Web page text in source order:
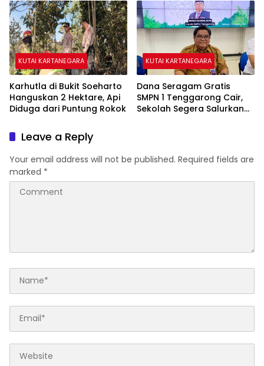
KUTAI KARTANEGARA
Karhutla di Bukit Soeharto
Hanguskan 2 Hektare, Api
Diduga dari Puntung Rokok
KUTAI KARTANEGARA
Dana Seragam Gratis
SMPN 1 Tenggarong Cair,
Sekolah Segera Salurkan
Leave a Reply
Your email address will not be published. Required fields are
marked *